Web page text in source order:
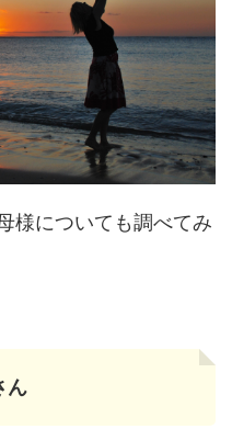
様についても調べてみ
ん